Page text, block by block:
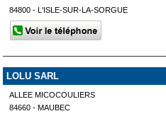
84800 - L'ISLE-SUR-LA-SORGUE
LOLU SARL
ALLEE MICOCOULIERS
84660 - MAUBEC